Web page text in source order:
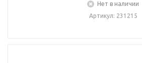
Нет в наличии
Артикул: 231215